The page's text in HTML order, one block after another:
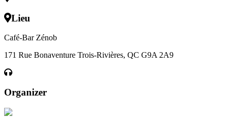
Lieu
Café-Bar Zénob
171 Rue Bonaventure Trois-Rivières, QC G9A 2A9
Organizer